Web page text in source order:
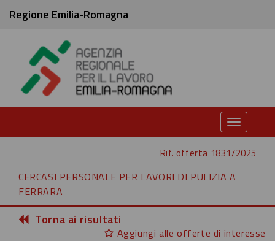
Regione Emilia-Romagna
Toggle
Rif. offerta 1831/2025
CERCASI PERSONALE PER LAVORI DI PULIZIA A
FERRARA
Torna ai risultati
Aggiungi alle offerte di interesse